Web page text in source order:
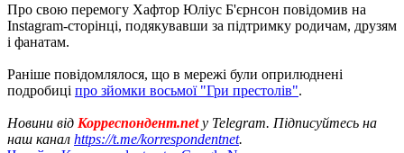
Про свою перемогу Хафтор Юліус Б'єрнсон повідомив на
Instagram-сторінці, подякувавши за підтримку родичам, друзям
і фанатам.
Раніше повідомлялося, що в мережі були оприлюднені
подробиці про зйомки восьмої "Гри престолів".
Новини від Корреспондент.netу Telegram. Підписуйтесь на
наш канал https://t.me/korrespondentnet.